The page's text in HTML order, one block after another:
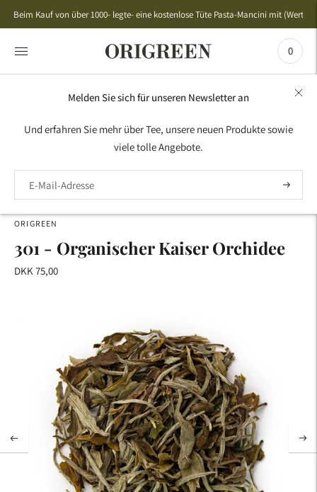
Beim Kauf von über 1000- legte- eine kostenlose Tüte Pasta-Mancini mit (Wert
0
ORIGREEN
301 - Organischer Kaiser Orchidee
DKK 75,00
Melden Sie sich für unseren Newsletter an
Und erfahren Sie mehr über Tee, unsere neuen Produkte sowie
viele tolle Angebote.